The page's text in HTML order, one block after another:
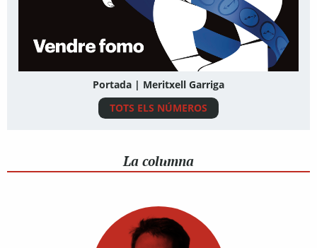
Portada | Meritxell Garriga
TOTS ELS NÚMEROS
La columna